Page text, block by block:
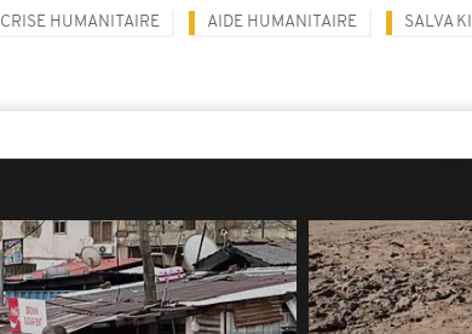
CRISE HUMANITAIRE AIDE HUMANITAIRE SALVA